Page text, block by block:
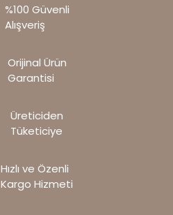
%100 Güvenli
Alışveriş
Orijinal Ürün
Garantisi
Üreticiden
Tüketiciye
Hızlı ve Özenli
Kargo Hizmeti